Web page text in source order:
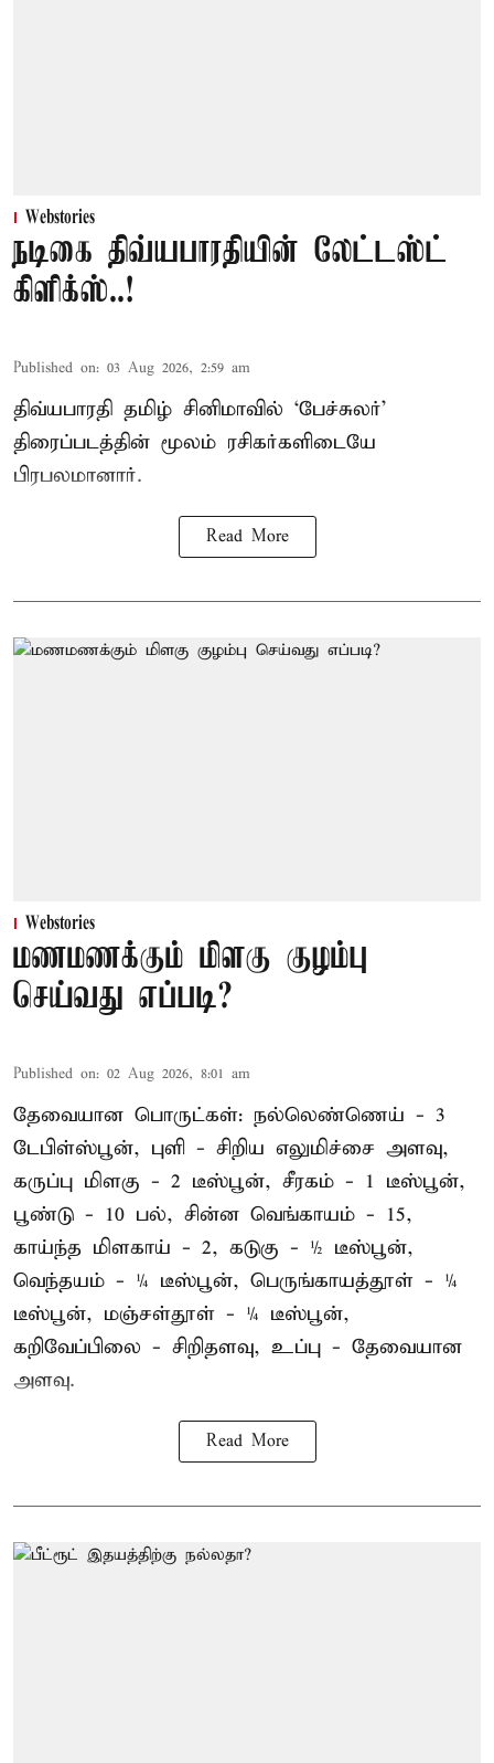
Webstories
நடிகை திவ்யபாரதியின் லேட்டஸ்ட்
கிளிக்ஸ்..!
Published on: 03 Aug 2026, 2:59 am
திவ்யபாரதி தமிழ் சினிமாவில் ‘பேச்சுலர்’
திரைப்படத்தின் மூலம் ரசிகர்களிடையே
பிரபலமானார்.
Read More
Webstories
மணமணக்கும் மிளகு குழம்பு
செய்வது எப்படி?
Published on: 02 Aug 2026, 8:01 am
தேவையான பொருட்கள்: நல்லெண்ணெய் - 3
டேபிள்ஸ்பூன், புளி - சிறிய எலுமிச்சை அளவு,
கருப்பு மிளகு - 2 டீஸ்பூன், சீரகம் - 1 டீஸ்பூன்,
பூண்டு - 10 பல், சின்ன வெங்காயம் - 15,
காய்ந்த மிளகாய் - 2, கடுகு - ½ டீஸ்பூன்,
வெந்தயம் - ¼ டீஸ்பூன், பெருங்காயத்தூள் - ¼
டீஸ்பூன், மஞ்சள்தூள் - ¼ டீஸ்பூன்,
கறிவேப்பிலை - சிறிதளவு, உப்பு - தேவையான
அளவு.
Read More